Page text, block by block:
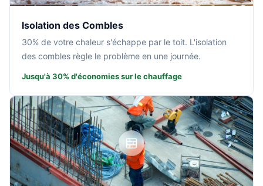
Isolation des Combles
30% de votre chaleur s'échappe par le toit. L'isolation
des combles règle le problème en une journée.
Jusqu'à 30% d'économies sur le chauffage